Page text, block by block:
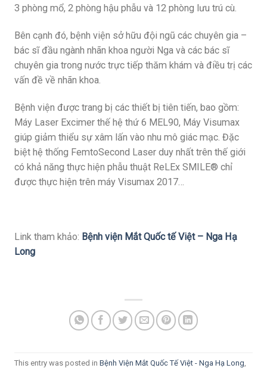
3 phòng mổ, 2 phòng hậu phẫu và 12 phòng lưu trú cù.
Bên cạnh đó, bệnh viện sở hữu đội ngũ các chuyên gia –
bác sĩ đầu ngành nhãn khoa người Nga và các bác sĩ
chuyên gia trong nước trực tiếp thăm khám và điều trị các
vấn đề về nhãn khoa.
Bệnh viện được trang bị các thiết bị tiên tiến, bao gồm:
Máy Laser Excimer thế hệ thứ 6 MEL90, Máy Visumax
giúp giảm thiểu sự xâm lấn vào nhu mô giác mạc. Đặc
biệt hệ thống FemtoSecond Laser duy nhất trên thế giới
có khả năng thực hiện phẫu thuật ReLEx SMILE® chỉ
được thực hiện trên máy Visumax 2017…
Link tham khảo: Bệnh viện Mắt Quốc tế Việt – Nga Hạ
Long
This entry was posted in Bệnh Viện Mắt Quốc Tế Việt - Nga Hạ Long